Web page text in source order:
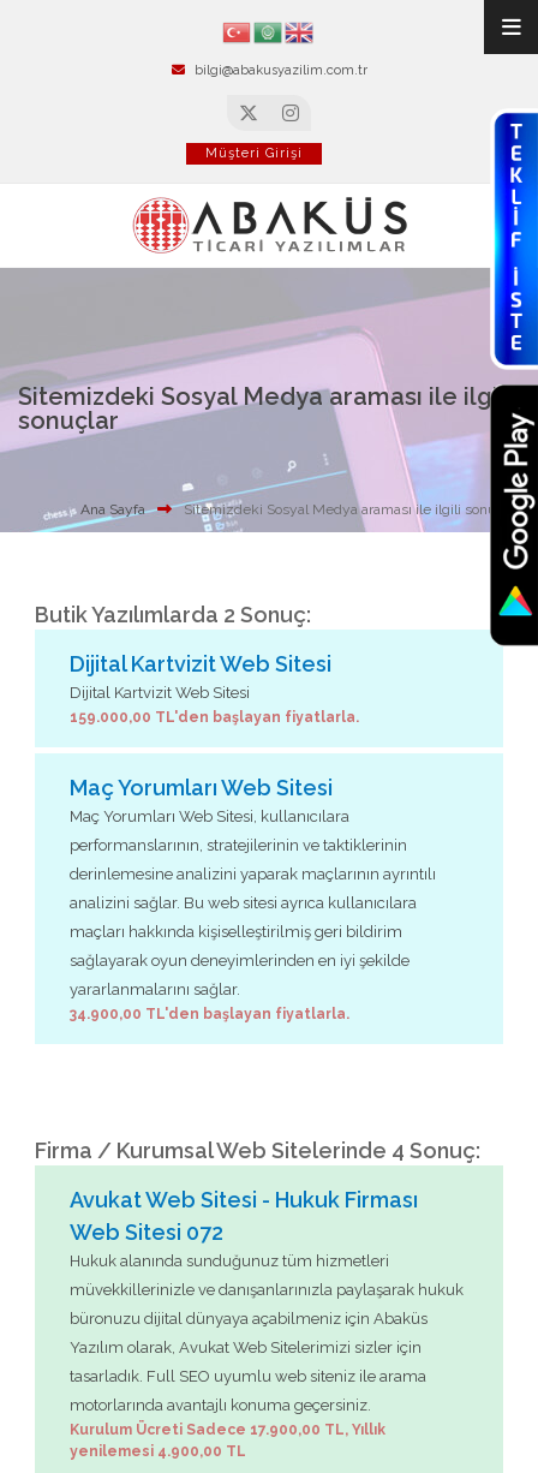
bilgi@abakusyazilim.com.tr
Müşteri Girişi
Sitemizdeki Sosyal Medya araması ile ilgili
sonuçlar
Ana Sayfa Sitemizdeki Sosyal Medya araması ile ilgili sonuçlar
Butik Yazılımlarda 2 Sonuç:
Dijital Kartvizit Web Sitesi
Dijital Kartvizit Web Sitesi
159.000,00 TL'den başlayan fiyatlarla.
Maç Yorumları Web Sitesi
Maç Yorumları Web Sitesi, kullanıcılara
performanslarının, stratejilerinin ve taktiklerinin
derinlemesine analizini yaparak maçlarının ayrıntılı
analizini sağlar. Bu web sitesi ayrıca kullanıcılara
maçları hakkında kişiselleştirilmiş geri bildirim
sağlayarak oyun deneyimlerinden en iyi şekilde
yararlanmalarını sağlar.
34.900,00 TL'den başlayan fiyatlarla.
Firma / Kurumsal Web Sitelerinde 4 Sonuç:
Avukat Web Sitesi - Hukuk Firması
Web Sitesi 072
Hukuk alanında sunduğunuz tüm hizmetleri
müvekkillerinizle ve danışanlarınızla paylaşarak hukuk
büronuzu dijital dünyaya açabilmeniz için Abaküs
Yazılım olarak, Avukat Web Sitelerimizi sizler için
tasarladık. Full SEO uyumlu web siteniz ile arama
motorlarında avantajlı konuma geçersiniz.
Kurulum Ücreti Sadece 17.900,00 TL, Yıllık
yenilemesi 4.900,00 TL